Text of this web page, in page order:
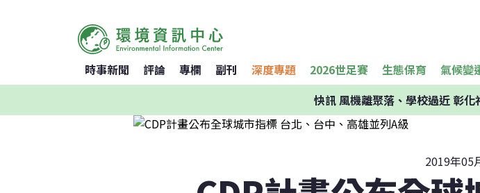
時事新聞 評論 專欄 副刊 深度專題 2026世足賽 生態保育 氣候變
快訊風機離聚落、學校過近 彰
2019年05